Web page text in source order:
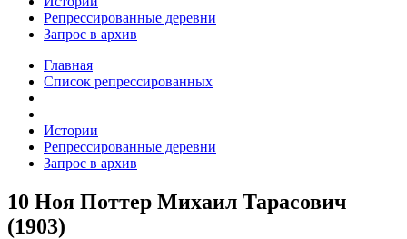
Репрессированные деревни
Запрос в архив
Главная
Список репрессированных
Истории
Репрессированные деревни
Запрос в архив
10 Ноя Поттер Михаил Тарасович
(1903)